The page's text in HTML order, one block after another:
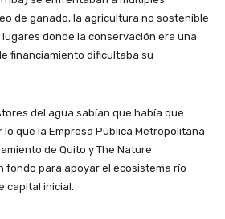
de ganado, la agricultura no sostenible
donde la conservación era una
financiamiento dificultaba su
del agua sabían que había que
que la Empresa Pública Metropolitana
de Quito y The Nature
fondo para apoyar el ecosistema río
capital inicial.